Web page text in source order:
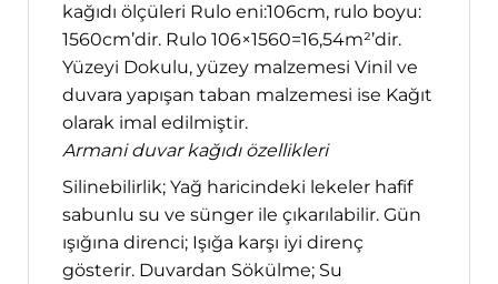
kağıdı ölçüleri Rulo eni:106cm, rulo boyu:
1560cm’dir. Rulo 106×1560=16,54m²’dir.
Yüzeyi Dokulu, yüzey malzemesi Vinil ve
duvara yapışan taban malzemesi ise Kağıt
olarak imal edilmiştir.
Armani duvar kağıdı özellikleri
Silinebilirlik; Yağ haricindeki lekeler hafif
sabunlu su ve sünger ile çıkarılabilir. Gün
ışığına direnci; Işığa karşı iyi direnç
gösterir. Duvardan Sökülme; Su